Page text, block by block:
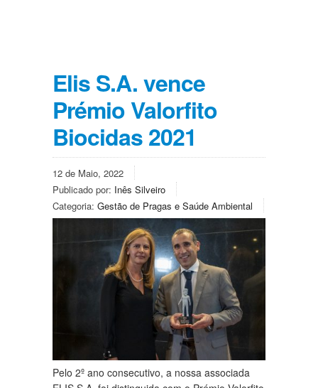
Elis S.A. vence
Prémio Valorfito
Biocidas 2021
12 de Maio, 2022
Publicado por: Inês Silveiro
Categoria: Gestão de Pragas e Saúde Ambiental
Pelo 2º ano consecutivo, a nossa associada